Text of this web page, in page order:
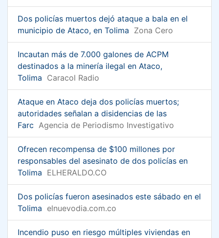
Dos policías muertos dejó ataque a bala en el
municipio de Ataco, en Tolima Zona Cero
Incautan más de 7.000 galones de ACPM
destinados a la minería ilegal en Ataco,
Tolima Caracol Radio
Ataque en Ataco deja dos policías muertos;
autoridades señalan a disidencias de las
Farc Agencia de Periodismo Investigativo
Ofrecen recompensa de $100 millones por
responsables del asesinato de dos policías en
Tolima ELHERALDO.CO
Dos policías fueron asesinados este sábado en el
Tolima elnuevodia.com.co
Incendio puso en riesgo múltiples viviendas en